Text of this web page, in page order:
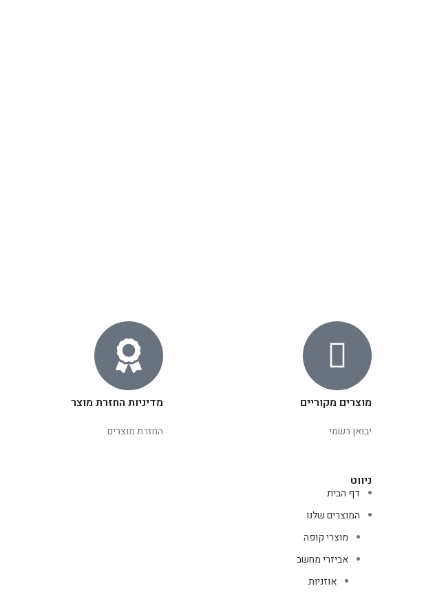
מוצרים מקוריים
יבואן רשמי
מדיניות החזרת מוצר
החזרת מוצרים
ניווט
דף הבית
המוצרים שלנו
מוצרי קופה
אביזרי מחשב
אוזניות